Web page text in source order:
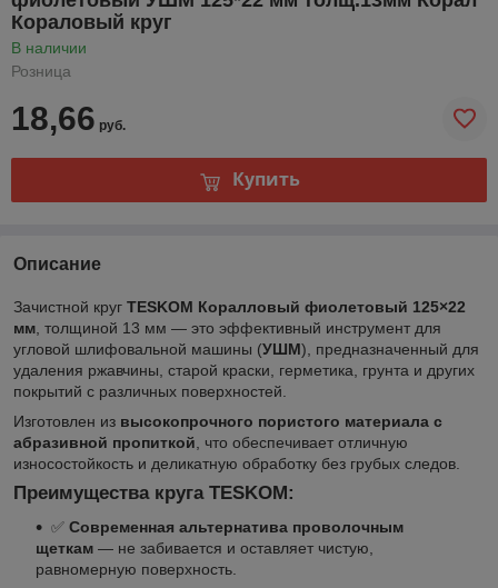
Кораловый круг
В наличии
Розница
18,66 руб.
Купить
Описание
Зачистной круг TESKOM Коралловый фиолетовый 125×22
мм , толщиной 13 мм — это эффективный инструмент для
угловой шлифовальной машины (УШМ), предназначенный для
удаления ржавчины, старой краски, герметика, грунта и других
покрытий с различных поверхностей.
Изготовлен из высокопрочного пористого материала с
абразивной пропиткой , что обеспечивает отличную
износостойкость и деликатную обработку без грубых следов.
Преимущества круга TESKOM:
✅ Современная альтернатива проволочным
щеткам — не забивается и оставляет чистую,
равномерную поверхность.